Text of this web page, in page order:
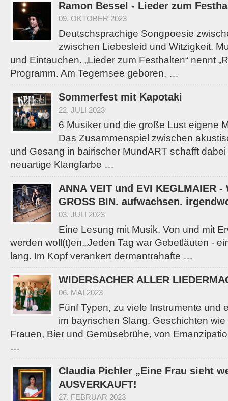
Ramon Bessel - Lieder zum
09. OKTOBER 2023
Deutschsprachige Songpoesie
zwischen Liebesleid und Witzigkeit.
und Eintauchen. „Lieder zum Festhalten“ nennt
Programm. Am Tegernsee geboren, …
Sommerfest mit Kapotaki
22. JULI 2023
6 Musiker und die große Lust eigene
Das Zusammenspiel zwischen
und Gesang in bairischer MundART schafft
neuartige Klangfarbe …
ANNA VEIT und EVI KEGLMAIER -
GROSS BIN. aufwachsen.
03. JULI 2023
Eine Lesung mit Musik. Von und mit
werden woll(t)en.„Jeden Tag war Gebetläuten -
lang. Im Kopf verankert dermantrahafte …
WIDERSACHER ALLER
06. MAI 2023
Fünf Typen, zu viele Instrumente und
im bayrischen Slang. Geschichten
Frauen, Bier und Gemüsebrühe, von
…
Claudia Pichler „Eine Frau sieht
AUSVERKAUFT!
27. FEBRUAR 2023